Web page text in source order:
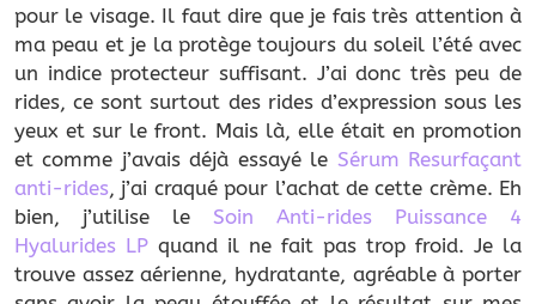
pour le visage. Il faut dire que je fais très attention à
ma peau et je la protège toujours du soleil l’été avec
un indice protecteur suffisant. J’ai donc très peu de
rides, ce sont surtout des rides d’expression sous les
yeux et sur le front. Mais là, elle était en promotion
et comme j’avais déjà essayé le Sérum Resurfaçant
anti-rides, j’ai craqué pour l’achat de cette crème. Eh
bien, j’utilise le Soin Anti-rides Puissance 4
Hyalurides LP quand il ne fait pas trop froid. Je la
trouve assez aérienne, hydratante, agréable à porter